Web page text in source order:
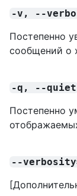
-v, --
Постепенно
сообщений о
-q, --quiet
Постепенно
--